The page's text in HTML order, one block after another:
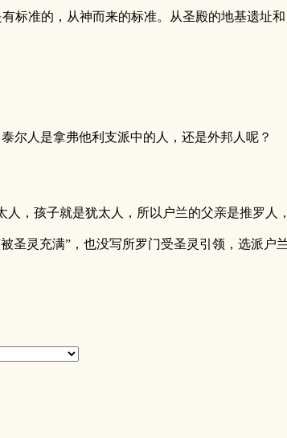
标准的，从神而来的标准。从圣殿的地基遗址和
尔人是拿弗他利支派中的人，还是外邦人呢？
，孩子就是犹太人，所以户兰的父亲是推罗人
圣灵充满”，也没写所罗门受圣灵引领，选派户